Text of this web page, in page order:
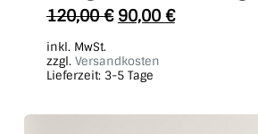
120,00€ 90,00 €Dieses
inkl. MwSt.
zzgl. Versandkosten
Lieferzeit: 3-5 Tage